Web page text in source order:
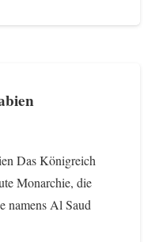
Das Königreich
Monarchie, die
namens Al Saud